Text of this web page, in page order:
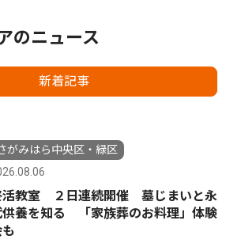
のニュース
新着記事
がみはら中央区・緑区
活教室 ２日連続開催 墓じまいと永
供養を知る 「家族葬のお料理」体験